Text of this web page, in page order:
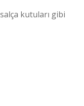
salça kutuları gibi